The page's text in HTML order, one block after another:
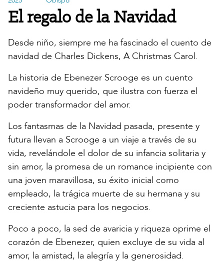
El regalo de la Navidad
Desde niño, siempre me ha fascinado el cuento de
navidad de Charles Dickens, A Christmas Carol.
La historia de Ebenezer Scrooge es un cuento
navideño muy querido, que ilustra con fuerza el
poder transformador del amor.
Los fantasmas de la Navidad pasada, presente y
futura llevan a Scrooge a un viaje a través de su
vida, revelándole el dolor de su infancia solitaria y
sin amor, la promesa de un romance incipiente con
una joven maravillosa, su éxito inicial como
empleado, la trágica muerte de su hermana y su
creciente astucia para los negocios.
Poco a poco, la sed de avaricia y riqueza oprime el
corazón de Ebenezer, quien excluye de su vida al
amor, la amistad, la alegría y la generosidad.